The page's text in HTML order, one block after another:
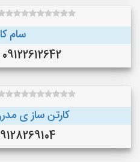
سام
09122612642 (ساوجبلاغ)
کارتن ساز ی
09128269104